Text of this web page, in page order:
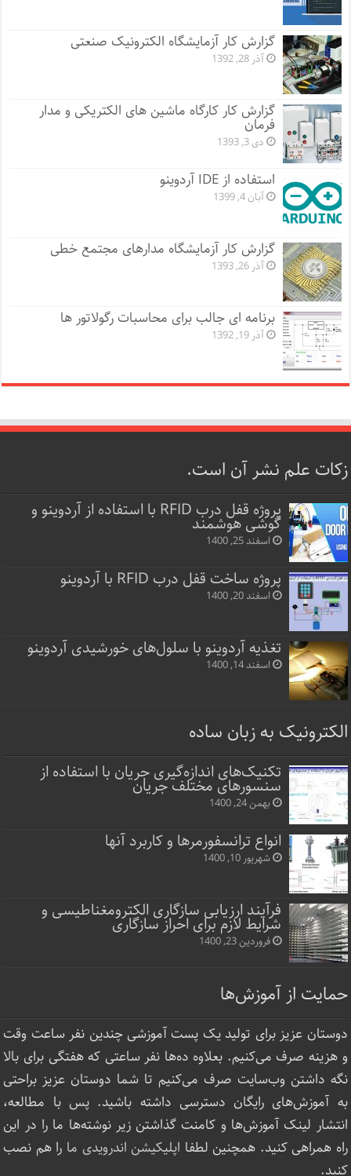
گزارش کار آزمایشگاه الکترونیک صنعتی
آذر 28, 1392
گزارش کار کارگاه ماشین های الکتریکی و مدار
فرمان
دی 3, 1393
استفاده از IDE آردوینو
آبان 4, 1399
گزارش کار آزمایشگاه مدارهای مجتمع خطی
آذر 26, 1393
برنامه ای جالب برای محاسبات رگولاتور ها
آذر 19, 1392
زکات علم نشر آن است.
پروژه قفل‌ درب RFID با استفاده از آردوینو و
گوشی هوشمند
اسفند 25, 1400
پروژه ساخت قفل‌ درب RFID با آردوینو
اسفند 20, 1400
تغذیه آردوینو با سلول‌های خورشیدی آردوینو
اسفند 14, 1400
الکترونیک به زبان ساده
تکنیک‌های اندازه‌گیری جریان با استفاده از
سنسورهای مختلف جریان
بهمن 24, 1400
انواع ترانسفورمرها و کاربرد آنها
شهریور 10, 1400
فرآیند ارزیابی سازگاری الکترومغناطیسی و
شرایط لازم برای احراز سازگاری
فروردین 23, 1400
حمایت از آموزش‌ها
دوستان عزیز برای تولید یک پست آموزشی چندین نفر ساعت‌ وقت
و هزینه صرف می‌کنیم. بعلاوه ده‌ها نفر ساعتی که هفتگی برای بالا
نگه داشتن وب‌سایت صرف ‌می‌کنیم تا شما دوستان عزیز براحتی
به آموزش‌های رایگان دسترسی داشته باشید. پس با مطالعه،
انتشار لینک‌ آموزش‌ها و کامنت گذاشتن زیر نوشته‌‌ها ما را در این
راه همراهی کنید. همچنین لطفا اپلیکیشن اندرویدی ما را هم نصب
کنید.